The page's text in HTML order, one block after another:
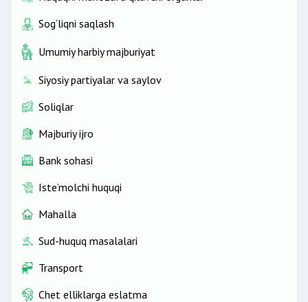
Sog‘liqni saqlash
Umumiy harbiy majburiyat
Siyosiy partiyalar va saylov
Soliqlar
Majburiy ijro
Bank sohasi
Iste’molchi huquqi
Mahalla
Sud-huquq masalalari
Transport
Chet elliklarga eslatma